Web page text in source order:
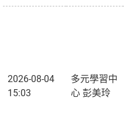
2026-08-04
15:03
多元學習中
心 彭美玲